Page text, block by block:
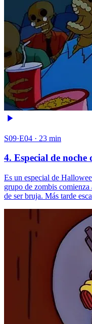
S09·E04 · 23 min
4. Especial de
Es un especial de
grupo de zombis
de ser bruja. Más tarde